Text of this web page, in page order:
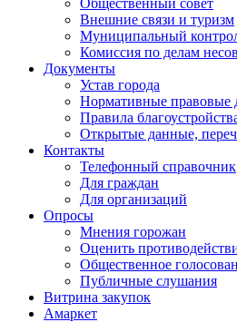
Общественный совет
Внешние связи и туризм
Муниципальный
Комиссия по делам
Документы
Устав города
Нормативные правовые
Правила
Открытые данные,
Контакты
Телефонный справочник
Для граждан
Для организаций
Опросы
Мнения горожан
Оценить
Общественное
Публичные слушания
Витрина закупок
Амаркет